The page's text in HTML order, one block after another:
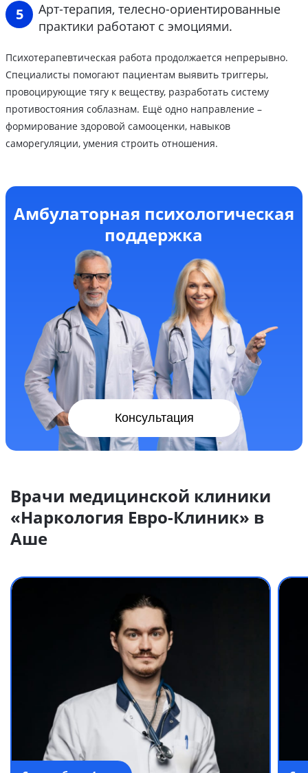
Арт-терапия, телесно-ориентированные
практики работают с эмоциями.
Психотерапевтическая работа продолжается непрерывно.
Специалисты помогают пациентам выявить триггеры,
провоцирующие тягу к веществу, разработать систему
противостояния соблазнам. Ещё одно направление –
формирование здоровой самооценки, навыков
саморегуляции, умения строить отношения.
Амбулаторная психологическая
поддержка
Консультация
Врачи медицинской клиники
«Наркология Евро-Клиник» в
Аше